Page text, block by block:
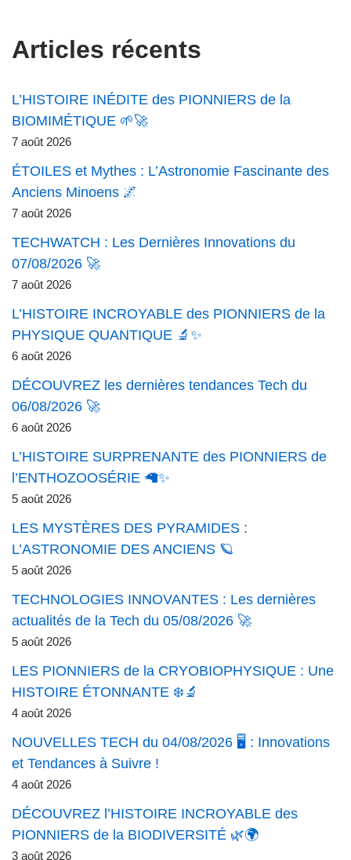
Articles récents
L’HISTOIRE INÉDITE des PIONNIERS de la
BIOMIMÉTIQUE 🌱🚀
7 août 2026
ÉTOILES et Mythes : L’Astronomie Fascinante des
Anciens Minoens 🌌
7 août 2026
TECHWATCH : Les Dernières Innovations du
07/08/2026 🚀
7 août 2026
L’HISTOIRE INCROYABLE des PIONNIERS de la
PHYSIQUE QUANTIQUE 🔬✨
6 août 2026
DÉCOUVREZ les dernières tendances Tech du
06/08/2026 🚀
6 août 2026
L’HISTOIRE SURPRENANTE des PIONNIERS de
l’ENTHOZOOSÉRIE 🦙✨
5 août 2026
LES MYSTÈRES DES PYRAMIDES :
L’ASTRONOMIE DES ANCIENS 🪐
5 août 2026
TECHNOLOGIES INNOVANTES : Les dernières
actualités de la Tech du 05/08/2026 🚀
5 août 2026
LES PIONNIERS de la CRYOBIOPHYSIQUE : Une
HISTOIRE ÉTONNANTE ❄️🔬
4 août 2026
NOUVELLES TECH du 04/08/2026 🖥️ : Innovations
et Tendances à Suivre !
4 août 2026
DÉCOUVREZ l’HISTOIRE INCROYABLE des
PIONNIERS de la BIODIVERSITÉ 🌿🌍
3 août 2026